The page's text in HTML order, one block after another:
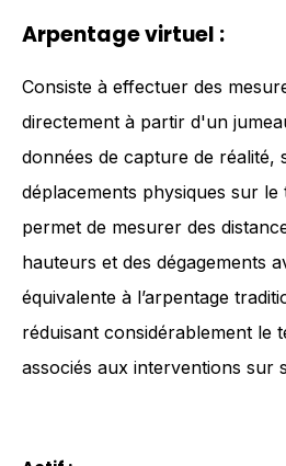
Arpentage virtuel :
Consiste à effectuer des
directement à partir d'un
données de capture de réalité,
déplacements physiques sur
permet de mesurer des
hauteurs et des dégagements
équivalente à l’arpentage
réduisant considérablement le
associés aux interventions sur